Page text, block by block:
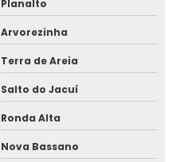
Planalto
Arvorezinha
Terra de Areia
Salto do Jacuí
Ronda Alta
Nova Bassano